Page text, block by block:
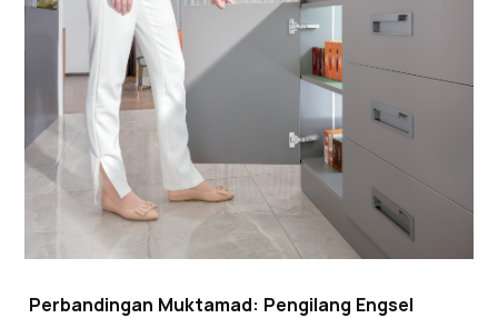
Perbandingan Muktamad: Pengilang Engsel